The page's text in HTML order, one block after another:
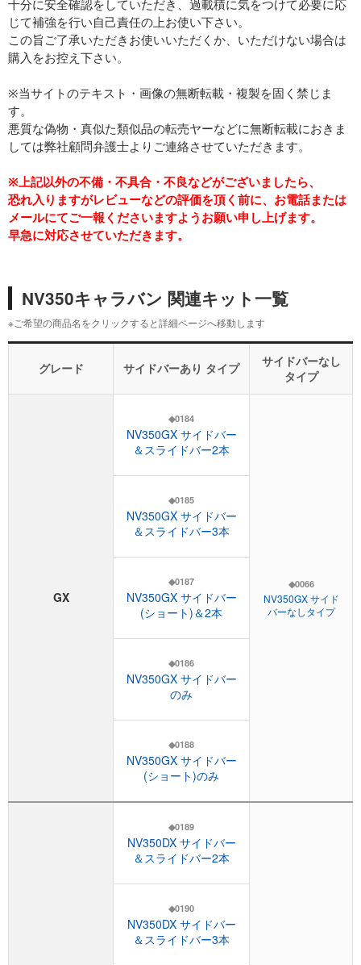
十分に安全確認をしていただき、過載積に気をつけて必要に応
じて補強を行い自己責任の上お使い下さい。
この旨ご了承いただきお使いいただくか、いただけない場合は
購入をお控え下さい。
※当サイトのテキスト・画像の無断転載・複製を固く禁じま
す。
悪質な偽物・真似た類似品の転売ヤーなどに無断転載におきま
しては弊社顧問弁護士よりご連絡させていただきます。
※上記以外の不備・不具合・不良などがございましたら、
恐れ入りますがレビューなどの評価を頂く前に、お電話または
メールにてご一報くださいますようお願い申し上げます。
早急に対応させていただきます。
NV350キャラバン 関連キット一覧
※ご希望の商品名をクリックすると詳細ページへ移動します
グレード サイドバーあり タイプ
サイドバーなし
タイプ
GX
◆0184
NV350GX サイドバー
＆スライドバー2本
◆0066
NV350GX サイド
バーなしタイプ
◆0185
NV350GX サイドバー
＆スライドバー3本
◆0187
NV350GX サイドバー
(ショート)＆2本
◆0186
NV350GX サイドバー
のみ
◆0188
NV350GX サイドバー
(ショート)のみ
◆0189
NV350DX サイドバー
＆スライドバー2本
◆0190
NV350DX サイドバー
＆スライドバー3本